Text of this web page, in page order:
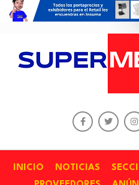
INICIO NOTICIAS